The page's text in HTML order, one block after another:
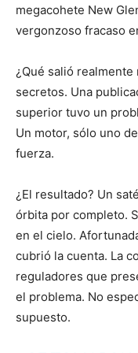
megacohete New
vergonzoso fracaso
¿Qué salió
secretos. Una
superior tuvo un
Un motor, sólo uno
fuerza.
¿El resultado? Un
órbita por completo.
en el cielo.
cubrió la cuenta. La
reguladores que
el problema. No
supuesto.